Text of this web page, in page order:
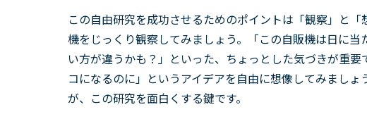
この自由研究を成功させるためのポイントは「観察」と
機をじっくり観察してみましょう。「この自販機は日に
い方が違うかも？」といった、ちょっとした気づきが重
コになるのに」というアイデアを自由に想像してみまし
が、この研究を面白くする鍵です。